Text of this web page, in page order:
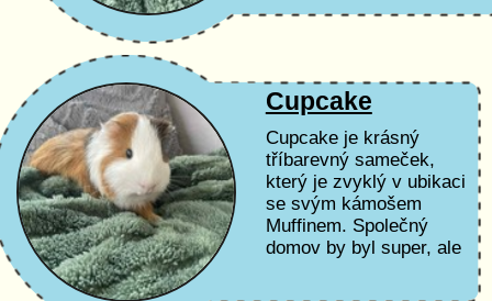
Cupcake
Cupcake je krásný
tříbarevný sameček,
který je zvyklý v ubikaci
se svým kámošem
Muffinem. Společný
domov by byl super, ale